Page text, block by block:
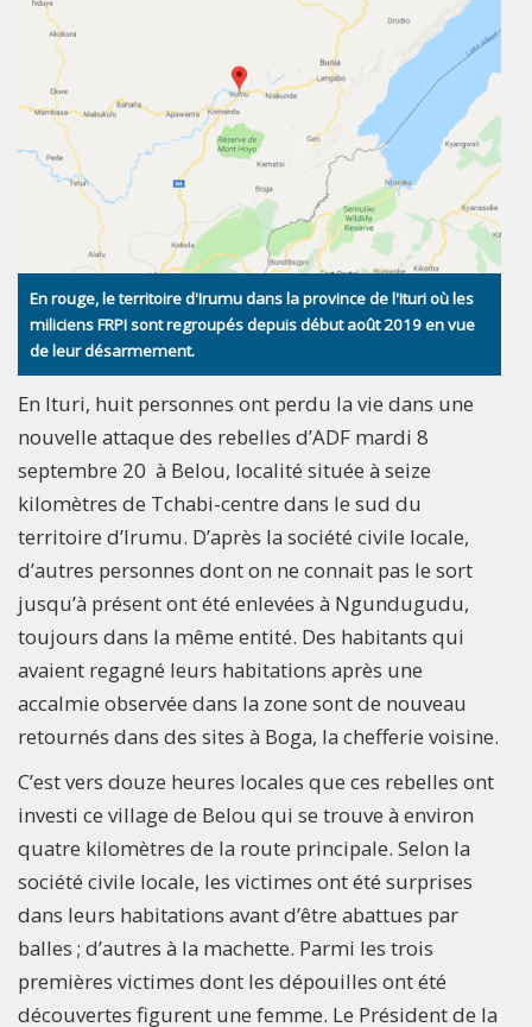
En rouge, le territoire d'Irumu dans la province de l'Ituri où les
miliciens FRPI sont regroupés depuis début août 2019 en vue
de leur désarmement.
En Ituri, huit personnes ont perdu la vie dans une
nouvelle attaque des rebelles d’ADF mardi 8
septembre 20 à Belou, localité située à seize
kilomètres de Tchabi-centre dans le sud du
territoire d’Irumu. D’après la société civile locale,
d’autres personnes dont on ne connait pas le sort
jusqu’à présent ont été enlevées à Ngundugudu,
toujours dans la même entité. Des habitants qui
avaient regagné leurs habitations après une
accalmie observée dans la zone sont de nouveau
retournés dans des sites à Boga, la chefferie voisine.
C’est vers douze heures locales que ces rebelles ont
investi ce village de Belou qui se trouve à environ
quatre kilomètres de la route principale. Selon la
société civile locale, les victimes ont été surprises
dans leurs habitations avant d’être abattues par
balles ; d’autres à la machette. Parmi les trois
premières victimes dont les dépouilles ont été
découvertes figurent une femme. Le Président de la